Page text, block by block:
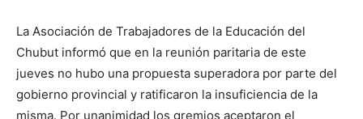
La Asociación de Trabajadores de la Educación del
Chubut informó que en la reunión paritaria de este
jueves no hubo una propuesta superadora por parte del
gobierno provincial y ratificaron la insuficiencia de la
misma. Por unanimidad los gremios aceptaron el